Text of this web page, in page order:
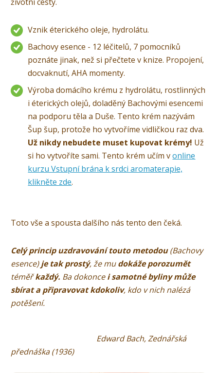
Vznik éterického oleje, hydrolátu.
Bachovy esence - 12 léčitelů, 7 pomocníků
poznáte jinak, než si přečtete v knize. Propojení,
docvaknutí, AHA momenty.
Výroba domácího krému z hydrolátu, rostlinných
i éterických olejů, doladěný Bachovými esencemi
na podporu těla a Duše. Tento krém nazývám
Šup šup, protože ho vytvoříme vidličkou raz dva.
Už nikdy nebudete muset kupovat krémy! Už
si ho vytvoříte sami. Tento krém učím vonline
kurzu Vstupní brána k srdci aromaterapie,
klikněte zde.
Toto vše a spousta dalšího nás tento den čeká.
Celý princip uzdravování touto metodou(Bachovy
esence)je tak prostý, že mudokáže porozumět
téměřkaždý. Ba dokoncei samotné byliny může
sbírat a připravovat kdokoliv, kdo v nich nalézá
potěšení.
Edward Bach, Zednářská
přednáška (1936)